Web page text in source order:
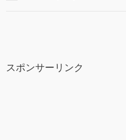
スポンサーリンク